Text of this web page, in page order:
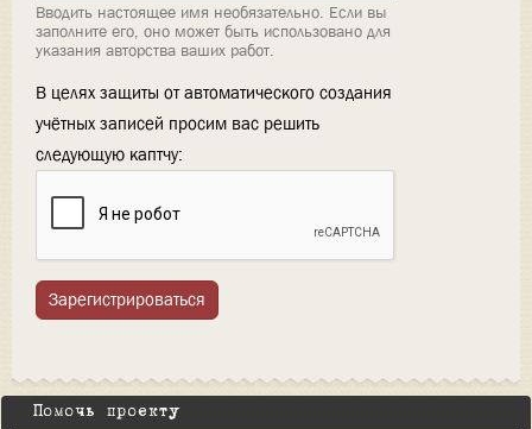
Вводить настоящее имя необязательно. Если вы
заполните его, оно может быть использовано для
указания авторства ваших работ.
В целях защиты от автоматического создания
учётных записей просим вас решить
следующую каптчу:
Зарегистрироваться
Помочь проекту